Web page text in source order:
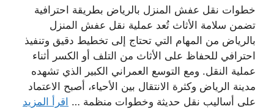
خطوات نقل عفش المنزل بالرياض بطريقة احترافية
تضمن سلامة الأثاث تُعد عملية نقل عفش المنزل
بالرياض من المهام التي تحتاج إلى تخطيط دقيق وتنفيذ
احترافي للحفاظ على الأثاث من التلف أو الكسر أثناء
عملية النقل. ومع التوسع العمراني الكبير الذي تشهده
مدينة الرياض وكثرة الانتقال بين الأحياء، أصبح الاعتماد
على أساليب نقل حديثة وخطوات منظمة … اقرأ المزيد